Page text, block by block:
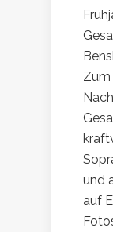
Zum
und
auf